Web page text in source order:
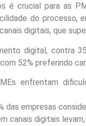
é crucial para as
do processo,
digitais, que
digital, contra
52% preferindo
enfrentam
das empresas
canais digitais